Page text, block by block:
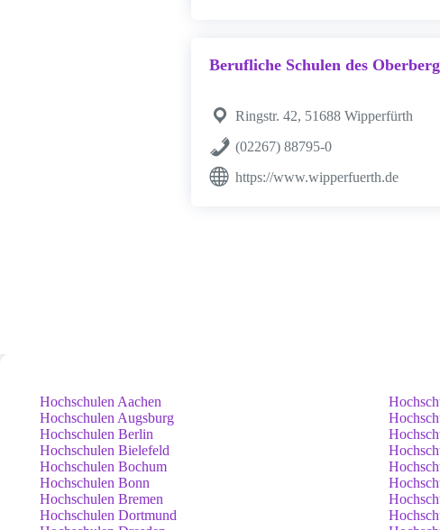
Berufliche Schulen des
Ringstr. 42, 51688 Wipperfürth
(02267) 88795-0
https://www.wipperfuerth.de
Hochschulen Aachen
Hochschulen Augsburg
Hochschulen Berlin
Hochschulen Bielefeld
Hochschulen Bochum
Hochschulen Bonn
Hochschulen Bremen
Hochschulen Dortmund